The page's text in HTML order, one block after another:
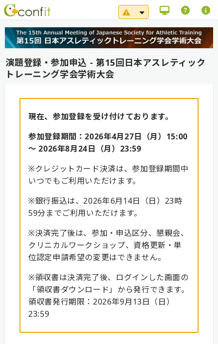
システムメンテナンス
演題登録・参加申込 - 第15回日本アスレティック
トレーニング学会学術大会
現在、参加登録を受け付けております。
参加登録期間：2026年4月27日（月）15:00
～ 2026年8月24日（月）23:59
※クレジットカード決済は、参加登録期間中
いつでもご利用いただけます。
※銀行振込は、2026年6月14日（日）23時
59分までご利用いただけます。
※決済完了後は、参加・申込区分、懇親会、
クリニカルワークショップ、資格更新・単
位認定申請希望の変更はできません。
※領収書は決済完了後、ログインした画面の
「領収書ダウンロード」から発行できます。
領収書発行期限：2026年9月13日（日）
23:59